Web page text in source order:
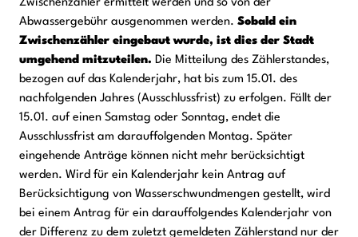
Zwischenzähler ermittelt werden und so von der
Abwassergebühr ausgenommen werden. Sobald ein
Zwischenzähler eingebaut wurde, ist dies der Stadt
umgehend mitzuteilen. Die Mitteilung des Zählerstandes,
bezogen auf das Kalenderjahr, hat bis zum 15.01. des
nachfolgenden Jahres (Ausschlussfrist) zu erfolgen. Fällt der
15.01. auf einen Samstag oder Sonntag, endet die
Ausschlussfrist am darauffolgenden Montag. Später
eingehende Anträge können nicht mehr berücksichtigt
werden. Wird für ein Kalenderjahr kein Antrag auf
Berücksichtigung von Wasserschwundmengen gestellt, wird
bei einem Antrag für ein darauffolgendes Kalenderjahr von
der Differenz zu dem zuletzt gemeldeten Zählerstand nur der